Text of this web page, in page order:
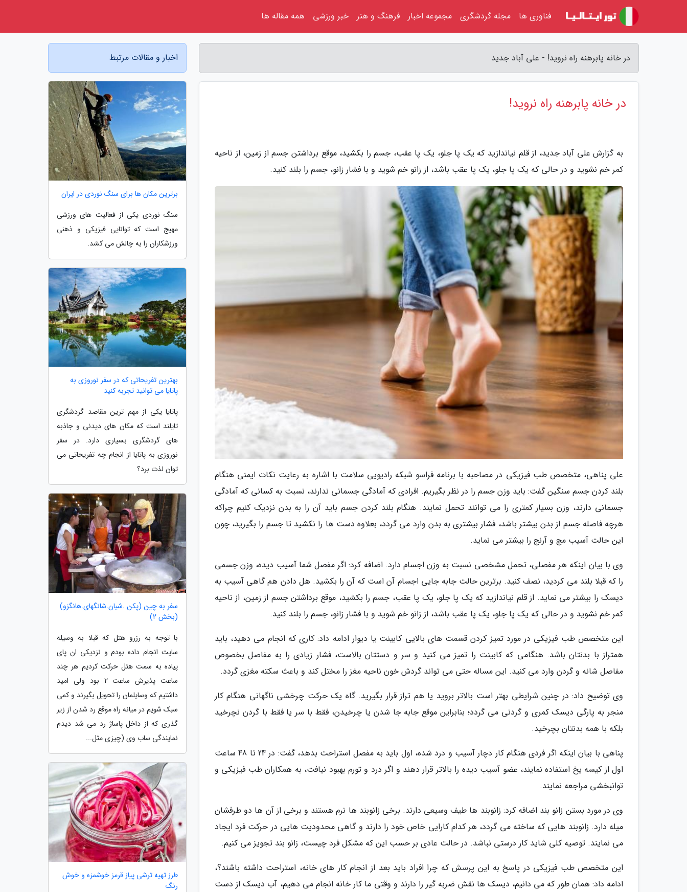
در خانه پابرهنه راه نروید! - علی آباد جدید
در خانه پابرهنه راه نروید!
به گزارش علی آباد جدید، از قلم نیاندازید که یک پا جلو، یک پا عقب، جسم را بکشید، موقع برداشتن جسم از زمین، از ناحیه
کمر خم نشوید و در حالی که یک پا جلو، یک پا عقب باشد، از زانو خم شوید و با فشار زانو، جسم را بلند کنید.
علی پناهی، متخصص طب فیزیکی در مصاحبه با برنامه فراسو شبکه رادیویی سلامت با اشاره به رعایت نکات ایمنی هنگام
بلند کردن جسم سنگین گفت: باید وزن جسم را در نظر بگیریم. افرادی که آمادگی جسمانی ندارند، نسبت به کسانی که آمادگی
جسمانی دارند، وزن بسیار کمتری را می توانند تحمل نمایند. هنگام بلند کردن جسم باید آن را به بدن نزدیک کنیم چراکه
هرچه فاصله جسم از بدن بیشتر باشد، فشار بیشتری به بدن وارد می گردد، بعلاوه دست ها را نکشید تا جسم را بگیرید، چون
این حالت آسیب مچ و آرنج را بیشتر می نماید.
وی با بیان اینکه هر مفصلی، تحمل مشخصی نسبت به وزن اجسام دارد. اضافه کرد: اگر مفصل شما آسیب دیده، وزن جسمی
را که قبلا بلند می کردید، نصف کنید. برترین حالت جابه جایی اجسام آن است که آن را بکشید. هل دادن هم گاهی آسیب به
دیسک را بیشتر می نماید. از قلم نیاندازید که یک پا جلو، یک پا عقب، جسم را بکشید، موقع برداشتن جسم از زمین، از ناحیه
کمر خم نشوید و در حالی که یک پا جلو، یک پا عقب باشد، از زانو خم شوید و با فشار زانو، جسم را بلند کنید.
این متخصص طب فیزیکی در مورد تمیز کردن قسمت های بالایی کابینت یا دیوار ادامه داد: کاری که انجام می دهید، باید
همتراز با بدنتان باشد. هنگامی که کابینت را تمیز می کنید و سر و دستتان بالاست، فشار زیادی را به مفاصل بخصوص
مفاصل شانه و گردن وارد می کنید. این مساله حتی می تواند گردش خون ناحیه مغز را مختل کند و باعث سکته مغزی گردد.
وی توضیح داد: در چنین شرایطی بهتر است بالاتر بروید یا هم تراز قرار بگیرید. گاه یک حرکت چرخشی ناگهانی هنگام کار
منجر به پارگی دیسک کمری و گردنی می گردد؛ بنابراین موقع جابه جا شدن یا چرخیدن، فقط با سر یا فقط با گردن نچرخید
بلکه با همه بدنتان بچرخید.
پناهی با بیان اینکه اگر فردی هنگام کار دچار آسیب و درد شده، اول باید به مفصل استراحت بدهد، گفت: در 24 تا 48 ساعت
اول از کیسه یخ استفاده نمایند، عضو آسیب دیده را بالاتر قرار دهند و اگر درد و تورم بهبود نیافت، به همکاران طب فیزیکی و
توانبخشی مراجعه نمایند.
وی در مورد بستن زانو بند اضافه کرد: زانوبند ها طیف وسیعی دارند. برخی زانوبند ها نرم هستند و برخی از آن ها دو طرفشان
میله دارد. زانوبند هایی که ساخته می گردد، هر کدام کارایی خاص خود را دارند و گاهی محدودیت هایی در حرکت فرد ایجاد
می نمایند. توصیه کلی شاید کار درستی نباشد. در حالت عادی بر حسب این که مشکل فرد چیست، زانو بند تجویز می کنیم.
این متخصص طب فیزیکی در پاسخ به این پرسش که چرا افراد باید بعد از انجام کار های خانه، استراحت داشته باشند؟،
ادامه داد: همان طور که می دانیم، دیسک ها نقش ضربه گیر را دارند و وقتی ما کار خانه انجام می دهیم، آب دیسک از دست
اخبار و مقالات مرتبط
برترین مکان ها برای سنگ نوردی در ایران
سنگ نوردی یکی از فعالیت های ورزشی
مهیج است که توانایی فیزیکی و ذهنی
ورزشکاران را به چالش می کشد.
بهترین تفریحاتی که در سفر نوروزی به
پاتایا می توانید تجربه کنید
پاتایا یکی از مهم ترین مقاصد گردشگری
تایلند است که مکان های دیدنی و جاذبه
های گردشگری بسیاری دارد. در سفر
نوروزی به پاتایا از انجام چه تفریحاتی می
توان لذت برد؟
سفر به چین (پکن .شیان.شانگهای.هانگزو)
(بخش 2)
با توجه به رزرو هتل که قبلا به وسیله
سایت انجام داده بودم و نزدیکی ان پای
پیاده به سمت هتل حرکت کردیم هر چند
ساعت پذیرش ساعت 2 بود ولی امید
داشتیم که وسایلمان را تحویل بگیرند و کمی
سبک شویم در میانه راه موقع رد شدن از زیر
گذری که از داخل پاساژ رد می شد دیدم
نمایندگی ساب وی (چیزی مثل...
طرز تهیه ترشی پیاز قرمز خوشمزه و خوش
رنگ
فناوری ها مجله گردشگری مجموعه اخبار فرهنگ و هنر خبر ورزشی همه مقاله ها